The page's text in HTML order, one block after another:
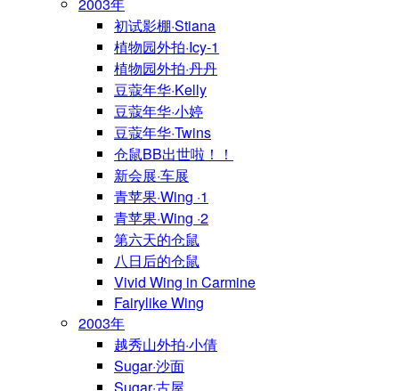
2003年
初试影棚·Stiana
植物园外拍·Icy-1
植物园外拍·丹丹
豆蔻年华·Kelly
豆蔻年华·小婷
豆蔻年华·Twins
仓鼠BB出世啦！！
新会展·车展
青苹果·Wing ·1
青苹果·Wing ·2
第六天的仓鼠
八日后的仓鼠
Vivid Wing in Carmine
Fairylike Wing
2003年
越秀山外拍·小倩
Sugar·沙面